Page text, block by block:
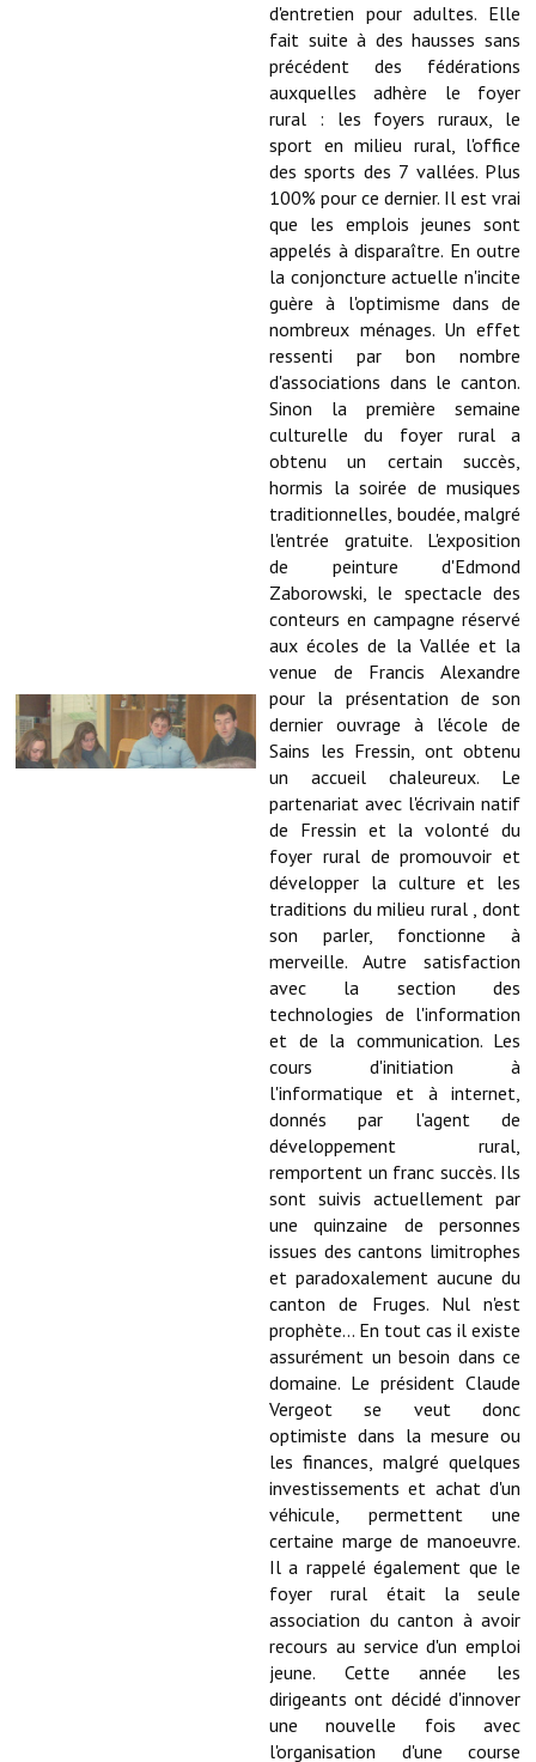
Procès verbaux des conseils municipaux
Le bulletin municipal : Fressinfo & Le Fressinois
Le village dans l'intercommunalité
Les réseaux partenaires
L'association des maires
Déchets ménagers, tri sélectif, encombrants
Commerces et professions libérales
d'entretien pour adultes. Elle
fait suite à des hausses sans
précédent des fédérations
auxquelles adhère le foyer
rural : les foyers ruraux, le
sport en milieu rural, l'office
des sports des 7 vallées. Plus
100% pour ce dernier. Il est vrai
que les emplois jeunes sont
appelés à disparaître. En outre
la conjoncture actuelle n'incite
guère à l'optimisme dans de
nombreux ménages. Un effet
ressenti par bon nombre
d'associations dans le canton.
Sinon la première semaine
culturelle du foyer rural a
obtenu un certain succès,
hormis la soirée de musiques
traditionnelles, boudée, malgré
l'entrée gratuite. L'exposition
de peinture d'Edmond
Zaborowski, le spectacle des
conteurs en campagne réservé
aux écoles de la Vallée et la
venue de Francis Alexandre
pour la présentation de son
dernier ouvrage à l'école de
Sains les Fressin, ont obtenu
un accueil chaleureux. Le
partenariat avec l'écrivain natif
de Fressin et la volonté du
foyer rural de promouvoir et
développer la culture et les
traditions du milieu rural , dont
son parler, fonctionne à
merveille. Autre satisfaction
avec la section des
technologies de l'information
et de la communication. Les
cours d'initiation à
l'informatique et à internet,
donnés par l'agent de
développement rural,
remportent un franc succès. Ils
sont suivis actuellement par
une quinzaine de personnes
issues des cantons limitrophes
et paradoxalement aucune du
canton de Fruges. Nul n'est
prophète... En tout cas il existe
assurément un besoin dans ce
domaine. Le président Claude
Vergeot se veut donc
optimiste dans la mesure ou
les finances, malgré quelques
investissements et achat d'un
véhicule, permettent une
certaine marge de manoeuvre.
Il a rappelé également que le
foyer rural était la seule
association du canton à avoir
recours au service d'un emploi
jeune. Cette année les
dirigeants ont décidé d'innover
une nouvelle fois avec
l'organisation d'une course